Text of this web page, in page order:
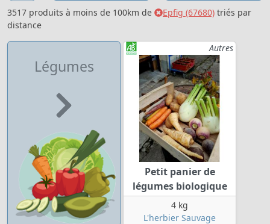
3517 produits à moins de 100km de Epfig (67680) triés par
distance
Légumes
Autres
Petit panier de
légumes biologique
4 kg
L'herbier Sauvage